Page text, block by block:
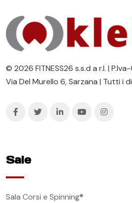
© 2026 FITNESS26 s.s.d a r.l. |
Via Del Murello 6, Sarzana | Tutti i
Sale
Sala Corsi e Spinning®